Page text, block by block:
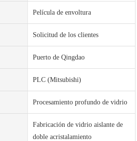
Película de envoltura
Solicitud de los clientes
Puerto de Qingdao
PLC (Mitsubishi)
Procesamiento profundo de vidrio
Fabricación de vidrio aislante de
doble acristalamiento